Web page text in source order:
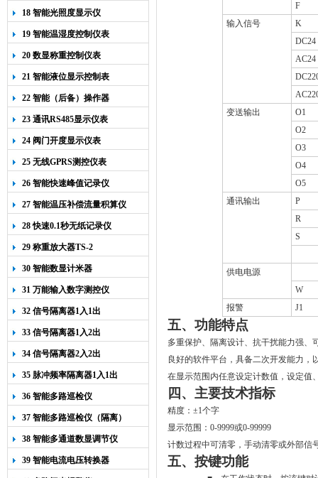
18 智能光照度显示仪
19 智能温湿度控制仪表
20 数显称重控制仪表
21 智能液位显示控制表
22 智能（后备）操作器
23 通讯RS485显示仪表
24 阀门开度显示仪表
25 无线GPRS测控仪表
26 智能快速峰值记录仪
27 智能温压补偿流量积算仪
28 快速0.1秒无纸记录仪
29 称重放大器TS-2
30 智能数显计米器
31 万能输入数字测控仪
32 信号隔离器1入1出
33 信号隔离器1入2出
34 信号隔离器2入2出
35 脉冲频率隔离器1入1出
36 智能多路巡检仪
37 智能多路巡检仪（隔离）
38 智能多通道数显调节仪
39 智能电流电压转换器
F
输入信号
K
DC24
AC24
变送输出
O1
O2
O3
O4
O5
通讯输出
P
R
S
供电电源
W
报警
J1
五、 功能特点
多重保护、隔离设计、抗干扰能力强、
良好的软件平台，具备二次开发能力，
在显示范围内任意设定计数值，设定值
四、主要技术指标
精度：±1个字
显示范围：0-9999或0-99999
计数过程中可清零，手动清零或外部信
五、按键功能